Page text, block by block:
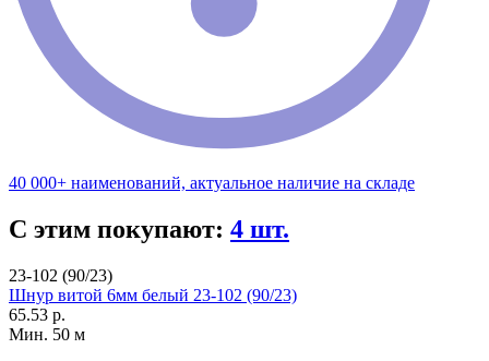
40 000+ наименований, актуальное наличие на складе
С этим покупают: 4 шт.
23-102 (90/23)
Шнур витой 6мм белый 23-102 (90/23)
65.53 р.
Мин. 50 м